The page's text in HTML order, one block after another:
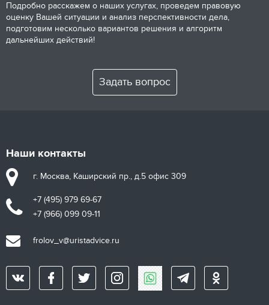
Подробно расскажем о наших услугах, проведем правовую
оценку Вашей ситуации и анализ перспективности дела,
подготовим несколько вариантов решения и алгоритм
дальнейших действий!
Задать вопрос
Наши контакты
г. Москва, Каширский пр., д.5 офис 309
+7 (495) 979 69-67
+7 (966) 099 09-11
frolov_v@uristadvice.ru